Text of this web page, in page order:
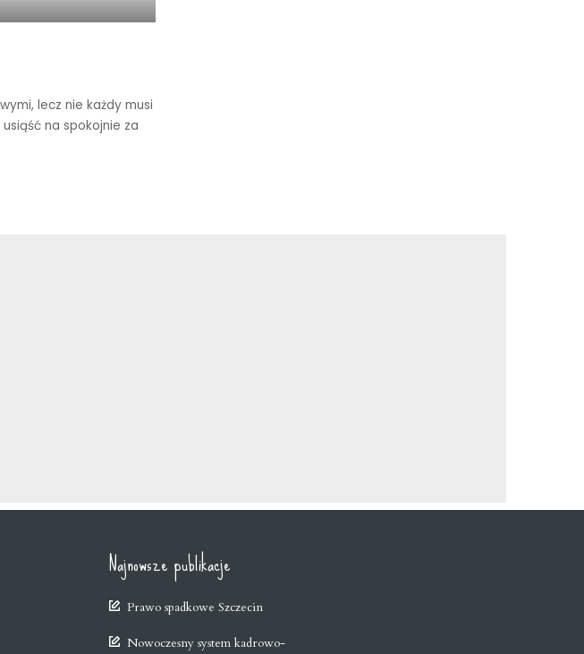
lecz nie każdy musi
na spokojnie za
Najnowsze publikacje
Prawo spadkowe Szczecin
Nowoczesny system kadrowo-